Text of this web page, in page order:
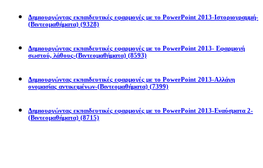
Δημιουργώντας εκπαιδευτικές εφαρμογές με το PowerPoint 2013-Ιστοριογραμμή-
(Βιντεομαθήματα) (9328)
Δημιουργώντας εκπαιδευτικές εφαρμογές με το PowerPoint 2013- Εφαρμογή
σωστού, λάθους-(Βιντεομαθήματα) (8593)
Δημιουργώντας εκπαιδευτικές εφαρμογές με το PowerPoint 2013-Αλλάγη
ονομασίας αντικειμένων-(Βιντεομαθήματα) (7399)
Δημιουργώντας εκπαιδευτικές εφαρμογές με το PowerPoint 2013-Εναύσματα 2-
(Βιντεομαθήματα) (8715)